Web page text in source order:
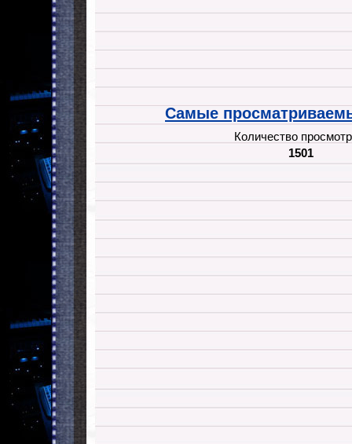
Самые
Количество
1501